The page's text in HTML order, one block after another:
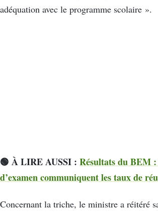
adéquation avec le programme scolaire ».
🟢 À LIRE AUSSI : Résultats du BEM
d’examen communiquent les taux de
Concernant la triche, le ministre a réitéré